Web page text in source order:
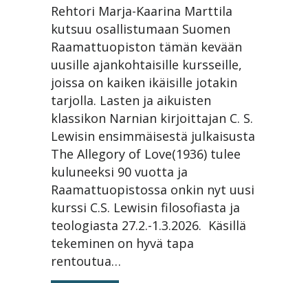
Raamattuopistossa
kursseja
Rehtori Marja-Kaarina Marttila
kutsuu osallistumaan Suomen
Raamattuopiston tämän kevään
uusille ajankohtaisille kursseille,
joissa on kaiken ikäisille jotakin
tarjolla. Lasten ja aikuisten
klassikon Narnian kirjoittajan C. S.
Lewisin ensimmäisestä julkaisusta
The Allegory of Love(1936) tulee
kuluneeksi 90 vuotta ja
Raamattuopistossa onkin nyt uusi
kurssi C.S. Lewisin filosofiasta ja
teologiasta 27.2.-1.3.2026. Käsillä
tekeminen on hyvä tapa
rentoutua…